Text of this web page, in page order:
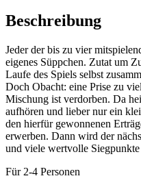
Beschreibung
Jeder der bis zu vier
eigenes Süppchen. Zutat um
Laufe des Spiels selbst
Doch Obacht: eine Prise zu
Mischung ist verdorben. Da
aufhören und lieber nur ein
den hierfür gewonnenen
erwerben. Dann wird der
und viele wertvolle
Für 2-4 Personen